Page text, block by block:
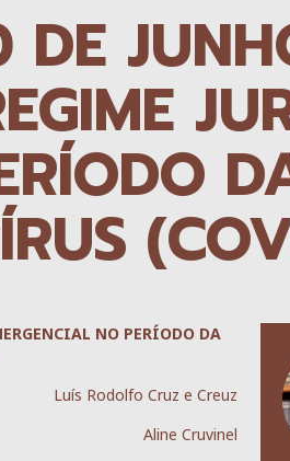
DE
NO PERÍODO DA
Luís Rodolfo Cruz e Creuz
Aline Cruvinel